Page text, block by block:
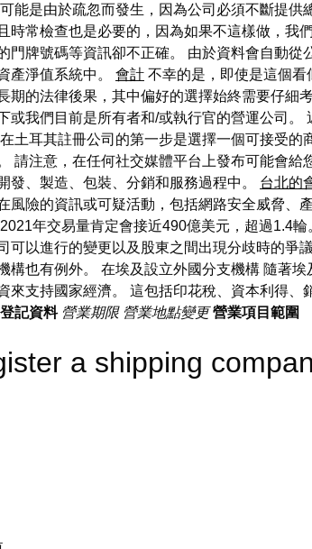
能是由於疏忽而發生，因為公司必須不斷提
時常檢查也是必要的，因為如果不這樣做，
門牌號碼等資訊卻不正確。 由於資料會自動
產淨值系統中。 會計 不幸的是，即使是這個
期的法律後果，其中偏好的選擇始終需要仔細
或我們目前是所有者和/或執行官的營運公司
土耳其註冊公司的第一步是選擇一個可接受
請注意，在任何社交媒體平台上發布可能會
發、製造、包裝、分銷和服務過程中。 台北的
風險的資訊或可疑活動，包括網路安全威脅、
年交易量肯定會接近490億美元，超過1.4
可以進行的變更以及股東之間出現分歧時的爭
構也有例外。 在埃及設立外國分支機構 隨著
來支持國家經濟。 這包括印花稅、資本利得
記資料 營業期限 營業地點變更 營業項目範圍
a shipping